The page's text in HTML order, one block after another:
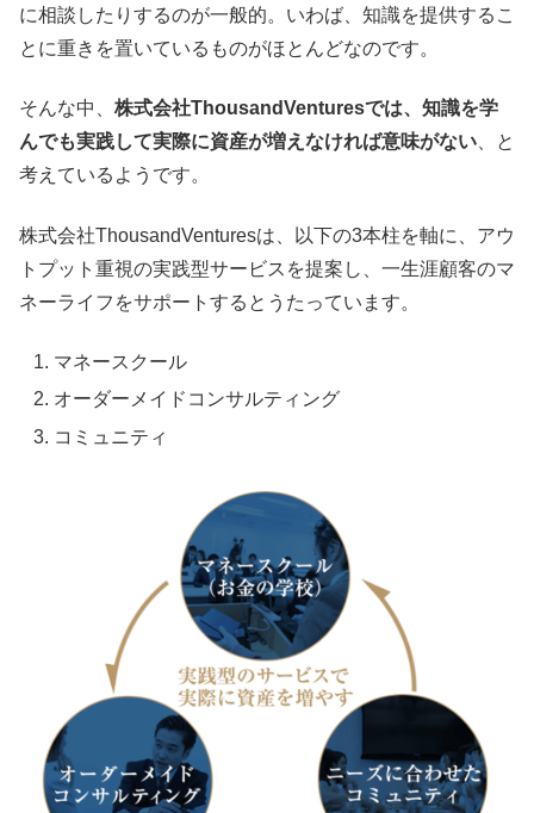
に相談したりするのが一般的。いわば、知識を提供するこ
とに重きを置いているものがほとんどなのです。
そんな中、 株式会社ThousandVenturesでは、知識を学
んでも実践して実際に資産が増えなければ意味がない 、と
考えているようです。
株式会社ThousandVenturesは、以下の3本柱を軸に、アウ
トプット重視の実践型サービスを提案し、一生涯顧客のマ
ネーライフをサポートするとうたっています。
マネースクール
オーダーメイドコンサルティング
コミュニティ